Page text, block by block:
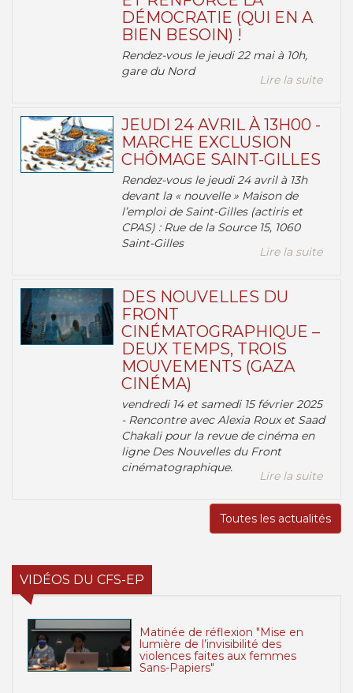
DÉMOCRATIE (QUI EN A
BIEN BESOIN) !
Rendez-vous le jeudi 22 mai à 10h,
gare du Nord
Lire la suite
JEUDI 24 AVRIL À 13H00 -
MARCHE EXCLUSION
CHÔMAGE SAINT-GILLES
Rendez-vous le jeudi 24 avril à 13h
devant la « nouvelle » Maison de
l’emploi de Saint-Gilles (actiris et
CPAS) : Rue de la Source 15, 1060
Saint-Gilles
Lire la suite
DES NOUVELLES DU
FRONT
CINÉMATOGRAPHIQUE –
DEUX TEMPS, TROIS
MOUVEMENTS (GAZA
CINÉMA)
vendredi 14 et samedi 15 février 2025
- Rencontre avec Alexia Roux et Saad
Chakali pour la revue de cinéma en
ligne Des Nouvelles du Front
cinématographique.
Lire la suite
Toutes les actualités
VIDÉOS DU CFS-EP
Matinée de réflexion "Mise en
lumière de l’invisibilité des
violences faites aux femmes
Sans-Papiers"